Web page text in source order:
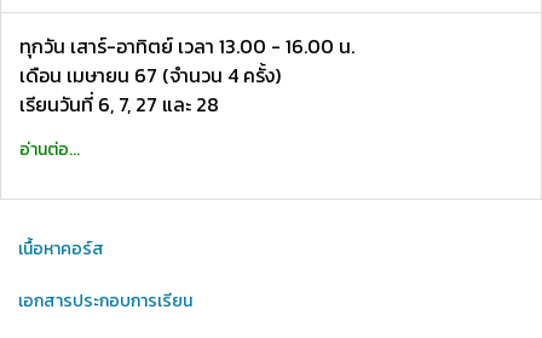
ทุกวัน เสาร์-อาทิตย์ เวลา 13.00 - 16.00 น.
เดือน เมษายน 67 (จำนวน 4 ครั้ง)
เรียนวันที่ 6, 7, 27 และ 28
อ่านต่อ...
เนื้อหาคอร์ส
เอกสารประกอบการเรียน